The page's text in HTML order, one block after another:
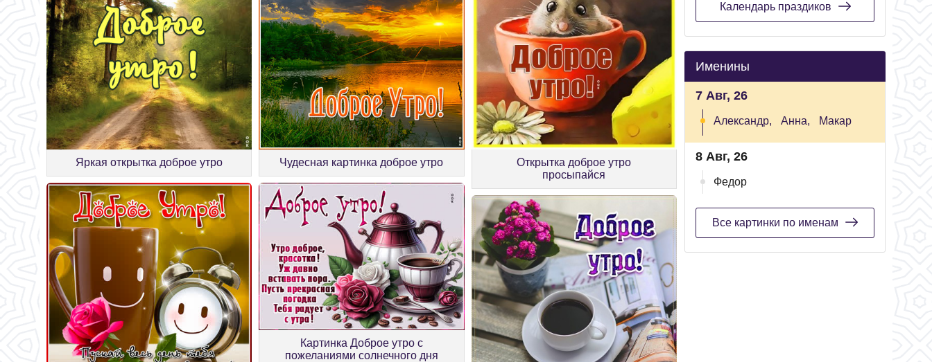
Яркая открытка доброе утро Чудесная картинка доброе утро
Открытка доброе утро
просыпайся
Картинка Доброе утро с
пожеланиями солнечного дня
Календарь праздиков
Именины
7 Авг, 26
Александр, Анна, Макар
8 Авг, 26
Федор
Все картинки по именам